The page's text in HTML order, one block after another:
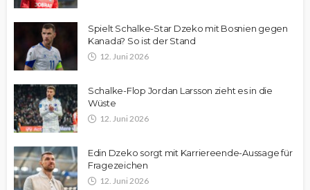
Spielt Schalke-Star Dzeko mit Bosnien gegen
Kanada? So ist der Stand
12. Juni 2026
Schalke-Flop Jordan Larsson zieht es in die
Wüste
12. Juni 2026
Edin Dzeko sorgt mit Karriereende-Aussage für
Fragezeichen
12. Juni 2026